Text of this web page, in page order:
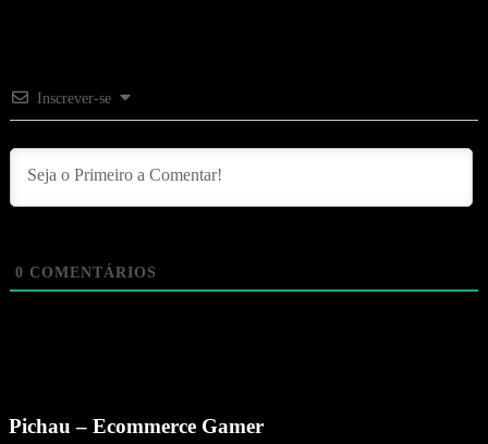
Inscrever-se
0 COMENTÁRIOS
Pichau – Ecommerce Gamer